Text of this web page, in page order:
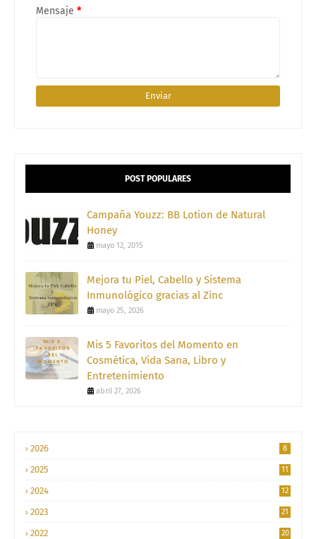
Mensaje *
POST POPULARES
Campaña Youzz: BB Lotion de Natural
Honey
mayo 12, 2015
Mejora tu Piel, Cabello y Sistema
Inmunológico gracias al Zinc
mayo 25, 2026
Mis 5 Favoritos del Momento en
Cosmética, Vida Sana, Libro y
Entretenimiento
abril 27, 2026
2026 8
2025 11
2024 12
2023 21
2022 20